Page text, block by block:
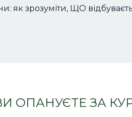
як зрозуміти, ЩО
ОПАНУЄТЕ ЗА